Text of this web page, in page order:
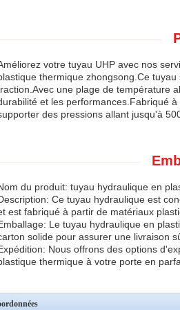
votre tuyau UHP avec nos
thermique zhongsong.Ce
une plage de température
et les performances.Fabriqué
des pressions allant jusqu'à
du produit: tuyau hydraulique en
Ce tuyau hydraulique est
est fabriqué à partir de matériaux
Le tuyau hydraulique en
solide pour assurer une livraison
Nous offrons des options
thermique à votre porte en